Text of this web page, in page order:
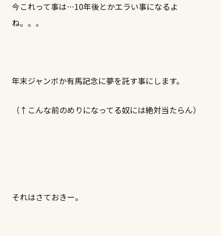
今これって事は…10年後とかエラい事になるよ
ね。。。
年末ジャンボか有馬記念に夢を託す事にします。
（↑こんな前のめりになってる奴には絶対当たらん）
それはさておきー。